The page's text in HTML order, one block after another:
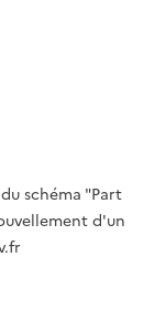
schéma "Part
d'un